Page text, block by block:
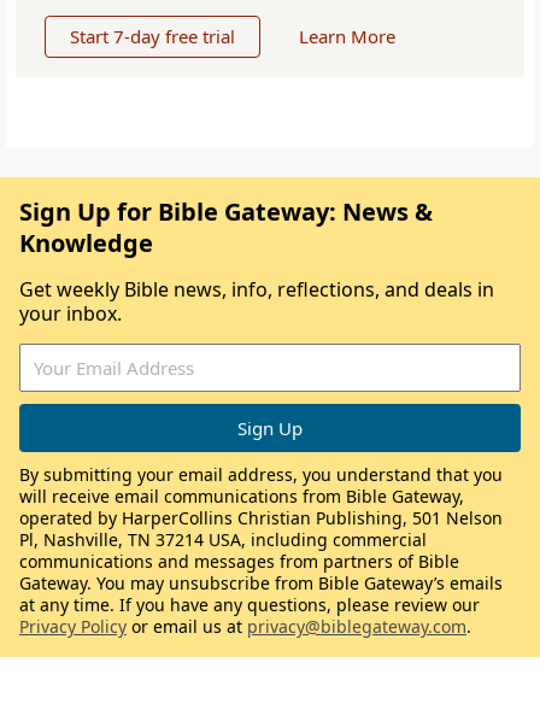
Start 7-day free trial Learn More
Sign Up for Bible Gateway: News &
Knowledge
Get weekly Bible news, info, reflections, and deals in
your inbox.
By submitting your email address, you understand that you
will receive email communications from Bible Gateway,
operated by HarperCollins Christian Publishing, 501 Nelson
Pl, Nashville, TN 37214 USA, including commercial
communications and messages from partners of Bible
Gateway. You may unsubscribe from Bible Gateway’s emails
at any time. If you have any questions, please review our
Privacy Policy or email us at privacy@biblegateway.com.